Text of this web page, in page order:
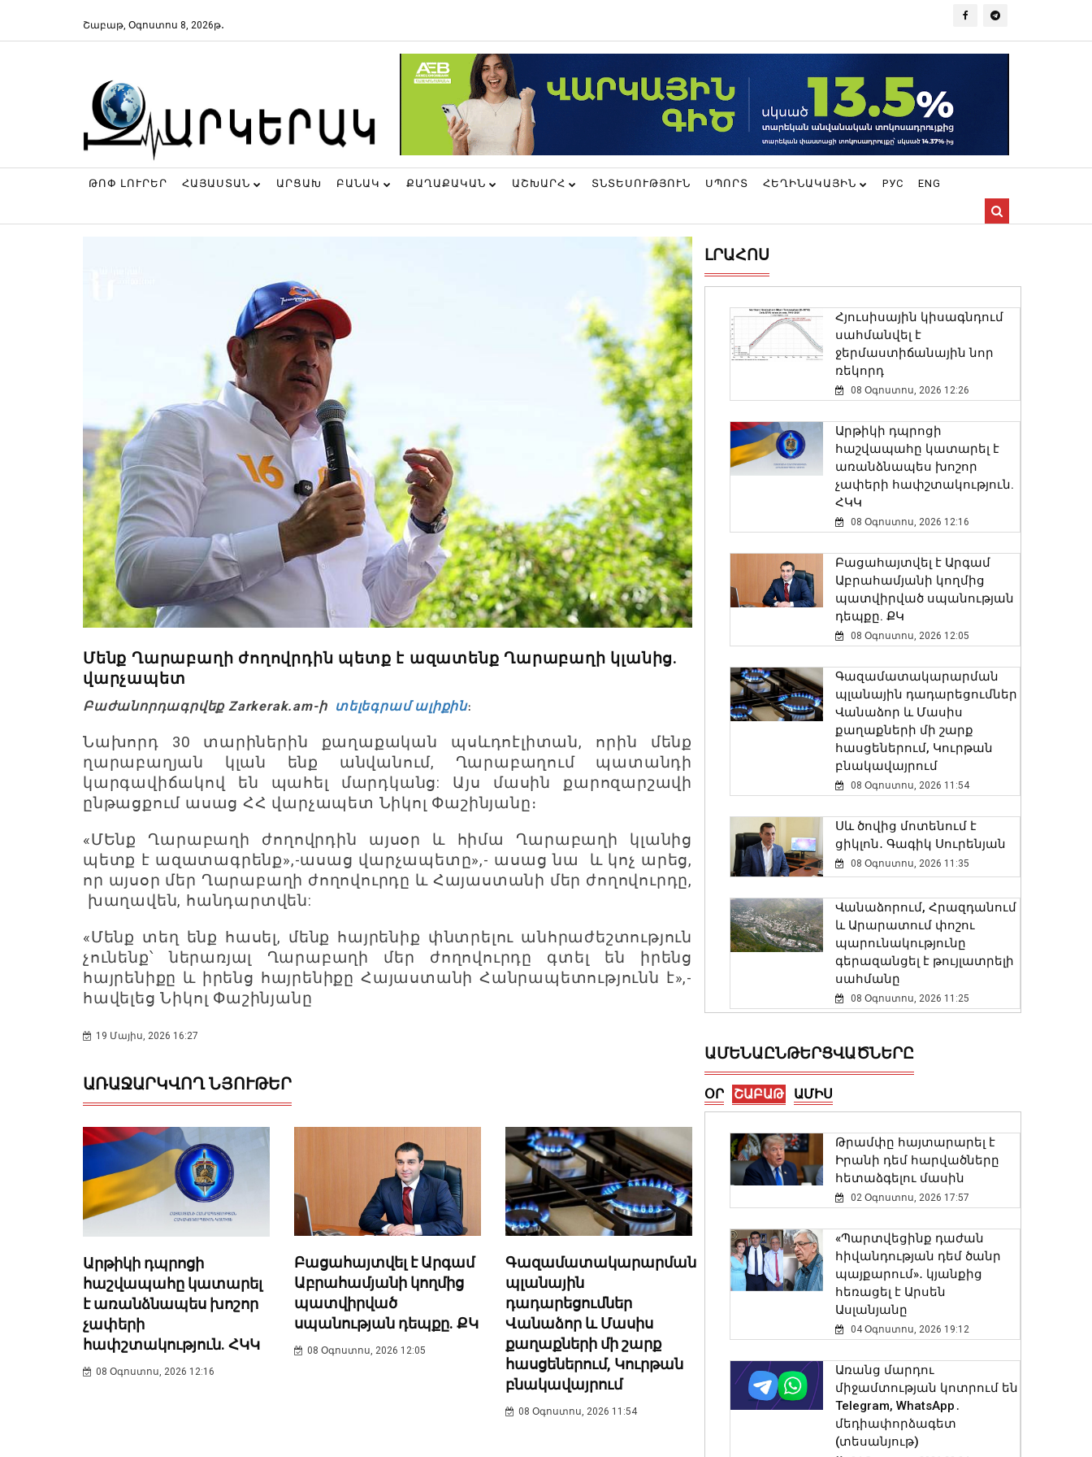
Շաբաթ, Օգոստոս 8, 2026թ․
ԹՈՓ ԼՈՒՐԵՐ ՀԱՅԱՍՏԱՆ ԱՐՑԱԽ ԲԱՆԱԿ ՔԱՂԱՔԱԿԱՆ ԱՇԽԱՐՀ ՏՆՏԵՍՈՒԹՅՈՒՆ ՍՊՈՐՏ ՀԵՂԻՆԱԿԱՅԻՆ РУС ENG
Մենք Ղարաբաղի ժողովրդին պետք է ազատենք Ղարաբաղի կլանից.
վարչապետ
Բաժանորդագրվեք Zarkerak.am-ի տելեգրամ ալիքին։
Նախորդ 30 տարիներին քաղաքական պսևդոէլիտան, որին մենք
ղարաբաղյան կլան ենք անվանում, Ղարաբաղում պատանդի
կարգավիճակով են պահել մարդկանց: Այս մասին քարոզարշավի
ընթացքում ասաց ՀՀ վարչապետ Նիկոլ Փաշինյանը։
«ՄԵնք Ղարաբաղի ժողովրդին այսօր և հիմա Ղարաբաղի կլանից
պետք է ազատագրենք»,-ասաց վարչապետը»,- ասաց նա և կոչ արեց,
որ այսօր մեր Ղարաբաղի ժողովուրդը և Հայաստանի մեր ժողովուրդը,
խաղավեն, հանդարտվեն:
«Մենք տեղ ենք հասել, մենք հայրենիք փնտրելու անհրաժեշտություն
չունենք՝ ներառյալ Ղարաբաղի մեր ժողովուրդը գտել են իրենց
հայրենիքը և իրենց հայրենիքը Հայաստանի Հանրապետությունն է»,-
հավելեց Նիկոլ Փաշինյանը
19 Մայիս, 2026 16:27
ԱՌԱՋԱՐԿՎՈՂ ՆՅՈՒԹԵՐ
Արթիկի դպրոցի
հաշվապահը կատարել
է առանձնապես խոշոր
չափերի
հափշտակություն. ՀԿԿ
08 Օգոստոս, 2026 12:16
Բացահայտվել է Արգամ
Աբրահամյանի կողմից
պատվիրված
սպանության դեպքը. ՔԿ
08 Օգոստոս, 2026 12:05
Գազամատակարարման
պլանային
դադարեցումներ
Վանաձոր և Մասիս
քաղաքների մի շարք
հասցեներում, Կուրթան
բնակավայրում
08 Օգոստոս, 2026 11:54
ԼՐԱՀՈՍ
Հյուսիսային կիսագնդում
սահմանվել է
ջերմաստիճանային նոր
ռեկորդ
08 Օգոստոս, 2026 12:26
Արթիկի դպրոցի
հաշվապահը կատարել է
առանձնապես խոշոր
չափերի հափշտակություն.
ՀԿԿ
08 Օգոստոս, 2026 12:16
Բացահայտվել է Արգամ
Աբրահամյանի կողմից
պատվիրված սպանության
դեպքը. ՔԿ
08 Օգոստոս, 2026 12:05
Գազամատակարարման
պլանային դադարեցումներ
Վանաձոր և Մասիս
քաղաքների մի շարք
հասցեներում, Կուրթան
բնակավայրում
08 Օգոստոս, 2026 11:54
Սև ծովից մոտենում է
ցիկլոն․ Գագիկ Սուրենյան
08 Օգոստոս, 2026 11:35
Վանաձորում, Հրազդանում
և Արարատում փոշու
պարունակությունը
գերազանցել է թույլատրելի
սահմանը
08 Օգոստոս, 2026 11:25
1900.77 մետր է՝ անցած
տարվա ցուցանիշից 16 սմ-
08 Օգոստոս, 2026 11:14
Երևանի Կենտրոնում
փոշու պարունակությունը
գրեթե ամբողջ շաբաթ
գերազանցել է թույլատրելի
08 Օգոստոս, 2026 11:03
Մ-2 միջպետական
ճանապարհի Իշխանասար-
Նորավան հատվածում
միջին նորոգման
կատարվում
08 Օգոստոս, 2026 10:50
ՀՀ տարածքում
ավտոճանապարհներն
ԱՄԵՆԱԸՆԹԵՐՑՎԱԾՆԵՐԸ
ՕՐ ՇԱԲԱԹ ԱՄԻՍ
Թրամփը հայտարարել է
Իրանի դեմ հարվածները
հետաձգելու մասին
02 Օգոստոս, 2026 17:57
«Պարտվեցինք դաժան
հիվանդության դեմ ծանր
պայքարում»․ կյանքից
հեռացել է Արսեն
Ասլանյանը
04 Օգոստոս, 2026 19:12
Առանց մարդու
միջամտության կոտրում են
Telegram, WhatsApp․
մեդիափորձագետ
(տեսանյութ)